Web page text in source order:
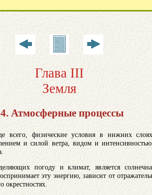
Глава III
Земля
Атмосферные процессы
физические условия в нижних слоях
и силой ветра, видом и
погоду и климат, является
эту энергию, зависит от
окрестностях.